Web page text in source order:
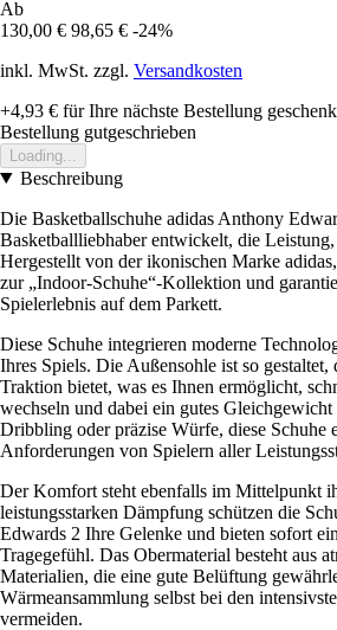
Ab
130,00 € 98,65 € -24%
inkl. MwSt. zzgl. Versandkosten
+4,93 € für Ihre nächste Bestellung
Bestellung gutgeschrieben
Loading...
Beschreibung
Die Basketballschuhe adidas Anthony
Basketballliebhaber entwickelt, die
Hergestellt von der ikonischen Marke
zur „Indoor-Schuhe“-Kollektion und
Spielerlebnis auf dem Parkett.
Diese Schuhe integrieren moderne
Ihres Spiels. Die Außensohle ist so gestaltet,
Traktion bietet, was es Ihnen ermöglicht,
wechseln und dabei ein gutes
Dribbling oder präzise Würfe, diese Schuhe
Anforderungen von Spielern aller
Der Komfort steht ebenfalls im Mittelpunkt
leistungsstarken Dämpfung schützen die
Edwards 2 Ihre Gelenke und bieten sofort
Tragegefühl. Das Obermaterial besteht aus
Materialien, die eine gute Belüftung
Wärmeansammlung selbst bei den
vermeiden.